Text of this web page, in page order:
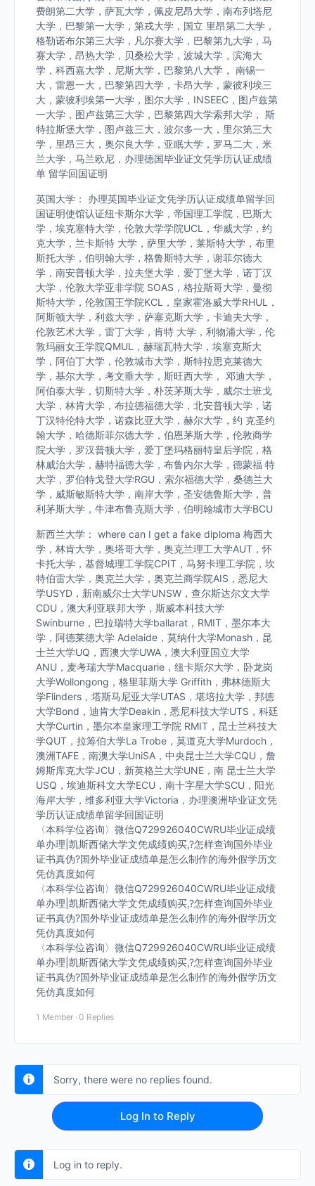
费朗第二大学，萨瓦大学，佩皮尼昂大学，南布列塔尼
大学，巴黎第一大学，第戎大学，国立 里昂第二大学，
格勒诺布尔第三大学，凡尔赛大学，巴黎第九大学，马
赛大学，昂热大学，贝桑松大学，波城大学，滨海大
学，科西嘉大学，尼斯大学，巴黎第八大学， 南锡一
大，雷恩一大，巴黎第四大学，卡昂大学，蒙彼利埃三
大，蒙彼利埃第一大学，图尔大学，INSEEC，图卢兹第
一大学，图卢兹第三大学，巴黎第四大学索邦大学， 斯
特拉斯堡大学，图卢兹三大，波尔多一大，里尔第三大
学，里昂三大，奥尔良大学，亚眠大学，罗马二大，米
兰大学，马兰欧尼，办理德国毕业证文凭学历认证成绩
单 留学回国证明
英国大学： 办理英国毕业证文凭学历认证成绩单留学回
国证明使馆认证纽卡斯尔大学，帝国理工学院，巴斯大
学，埃克塞特大学，伦敦大学学院UCL，华威大学，约
克大学，兰卡斯特 大学，萨里大学，莱斯特大学，布里
斯托大学，伯明翰大学，格鲁斯特大学，谢菲尔德大
学，南安普顿大学，拉夫堡大学，爱丁堡大学，诺丁汉
大学，伦敦大学亚非学院 SOAS，格拉斯哥大学，曼彻
斯特大学，伦敦国王学院KCL，皇家霍洛威大学RHUL，
阿斯顿大学，利兹大学，萨塞克斯大学，卡迪夫大学，
伦敦艺术大学，雷丁大学，肯特 大学，利物浦大学，伦
敦玛丽女王学院QMUL，赫瑞瓦特大学，埃塞克斯大
学，阿伯丁大学，伦敦城市大学，斯特拉思克莱德大
学，基尔大学，考文垂大学，斯旺西大学， 邓迪大学，
阿伯泰大学，切斯特大学，朴茨茅斯大学，威尔士班戈
大学，林肯大学，布拉德福德大学，北安普顿大学，诺
丁汉特伦特大学，诺森比亚大学，赫尔大学，约 克圣约
翰大学，哈德斯菲尔德大学，伯恩茅斯大学，伦敦商学
院大学，罗汉普顿大学，爱丁堡玛格丽特皇后学院，格
林威治大学，赫特福德大学，布鲁内尔大学，德蒙福 特
大学，罗伯特戈登大学RGU，索尔福德大学，桑德兰大
学，威斯敏斯特大学，南岸大学，圣安德鲁斯大学，普
利茅斯大学，牛津布鲁克斯大学，伯明翰城市大学BCU
新西兰大学： where can I get a fake diploma 梅西大
学，林肯大学，奥塔哥大学，奥克兰理工大学AUT，怀
卡托大学，基督城理工学院CPIT，马努卡理工学院，坎
特伯雷大学，奥克兰大学，奥克兰商学院AIS，悉尼大
学USYD，新南威尔士大学UNSW，查尔斯达尔文大学
CDU，澳大利亚联邦大学，斯威本科技大学
Swinburne，巴拉瑞特大学ballarat，RMIT，墨尔本大
学，阿德莱德大学 Adelaide，莫纳什大学Monash，昆
士兰大学UQ，西澳大学UWA，澳大利亚国立大学
ANU，麦考瑞大学Macquarie，纽卡斯尔大学，卧龙岗
大学Wollongong，格里菲斯大学 Griffith，弗林德斯大
学Flinders，塔斯马尼亚大学UTAS，堪培拉大学，邦德
大学Bond，迪肯大学Deakin，悉尼科技大学UTS，科廷
大学Curtin，墨尔本皇家理工学院 RMIT，昆士兰科技大
学QUT，拉筹伯大学La Trobe，莫道克大学Murdoch，
澳洲TAFE，南澳大学UniSA，中央昆士兰大学CQU，詹
姆斯库克大学JCU，新英格兰大学UNE，南 昆士兰大学
USQ，埃迪斯科文大学ECU，南十字星大学SCU，阳光
海岸大学，维多利亚大学Victoria，办理澳洲毕业证文凭
学历认证成绩单留学回国证明
〈本科学位咨询〉微信Q729926040CWRU毕业证成绩
单办理|凯斯西储大学文凭成绩购买,?怎样查询国外毕业
证书真伪?国外毕业证成绩单是怎么制作的海外假学历文
凭仿真度如何
〈本科学位咨询〉微信Q729926040CWRU毕业证成绩
单办理|凯斯西储大学文凭成绩购买,?怎样查询国外毕业
证书真伪?国外毕业证成绩单是怎么制作的海外假学历文
凭仿真度如何
〈本科学位咨询〉微信Q729926040CWRU毕业证成绩
单办理|凯斯西储大学文凭成绩购买,?怎样查询国外毕业
证书真伪?国外毕业证成绩单是怎么制作的海外假学历文
凭仿真度如何
1 Member · 0 Replies
Sorry, there were no replies found.
Log In to Reply
Log in to reply.